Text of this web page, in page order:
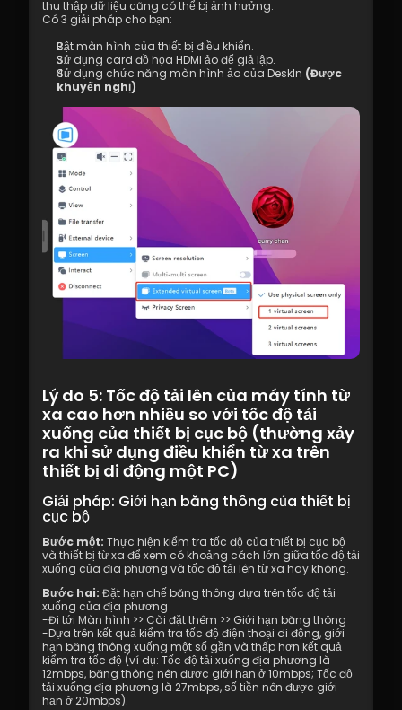
thu thập dữ liệu cũng có thể bị ảnh hưởng.
Có 3 giải pháp cho bạn:
Bật màn hình của thiết bị điều khiển.
Sử dụng card đồ họa HDMI ảo để giả lập.
Sử dụng chức năng màn hình ảo của DeskIn (Được
khuyến nghị)
Lý do 5: Tốc độ tải lên của máy tính từ
xa cao hơn nhiều so với tốc độ tải
xuống của thiết bị cục bộ (thường xảy
ra khi sử dụng điều khiển từ xa trên
thiết bị di động một PC)
Giải pháp: Giới hạn băng thông của thiết bị
cục bộ
Bước một: Thực hiện kiểm tra tốc độ của thiết bị cục bộ
và thiết bị từ xa để xem có khoảng cách lớn giữa tốc độ tải
xuống của địa phương và tốc độ tải lên từ xa hay không.
Bước hai: Đặt hạn chế băng thông dựa trên tốc độ tải
xuống của địa phương
-Đi tới Màn hình >> Cài đặt thêm >> Giới hạn băng thông
-Dựa trên kết quả kiểm tra tốc độ điện thoại di động, giới
hạn băng thông xuống một số gần và thấp hơn kết quả
kiểm tra tốc độ (ví dụ: Tốc độ tải xuống địa phương là
12mbps, băng thông nên được giới hạn ở 10mbps; Tốc độ
tải xuống địa phương là 27mbps, số tiền nên được giới
hạn ở 20mbps).